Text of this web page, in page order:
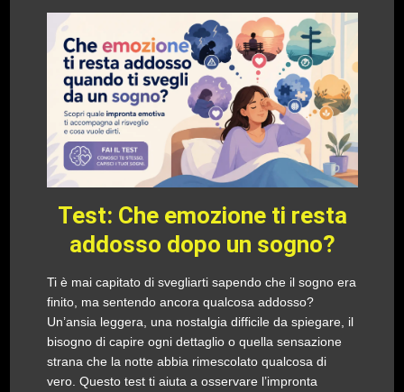
Test: Che emozione ti resta
addosso dopo un sogno?
Ti è mai capitato di svegliarti sapendo che il sogno era
finito, ma sentendo ancora qualcosa addosso?
Un’ansia leggera, una nostalgia difficile da spiegare, il
bisogno di capire ogni dettaglio o quella sensazione
strana che la notte abbia rimescolato qualcosa di
vero. Questo test ti aiuta a osservare l’impronta